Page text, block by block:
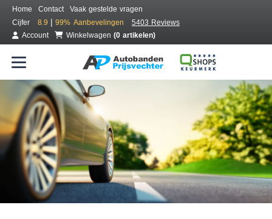
Home Contact
Vaak gestelde vragen
Cijfer
8.9 | 99% Aanbevelingen
5403 Reviews
Account
Winkelwagen (0 artikelen)
Bestel voordelig banden online
Gratis bezorgd of montage bij jou in de buurt
Seizoen:
Merken: